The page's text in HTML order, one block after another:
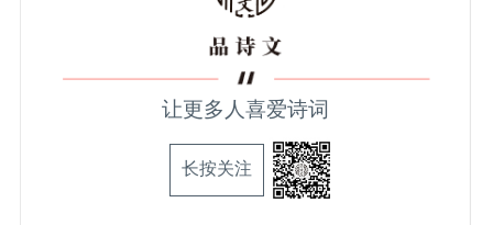
让更多人喜爱诗词
长按关注